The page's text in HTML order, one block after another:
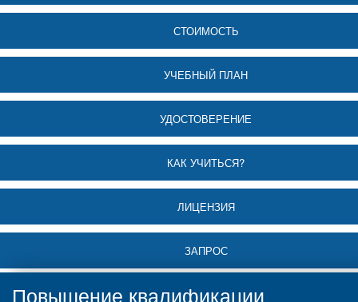
СТОИМОСТЬ
УЧЕБНЫЙ ПЛАН
УДОСТОВЕРЕНИЕ
КАК УЧИТЬСЯ?
ЛИЦЕНЗИЯ
ЗАПРОС
Повышение квалификации